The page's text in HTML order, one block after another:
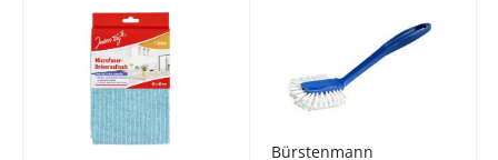
Bürstenmann